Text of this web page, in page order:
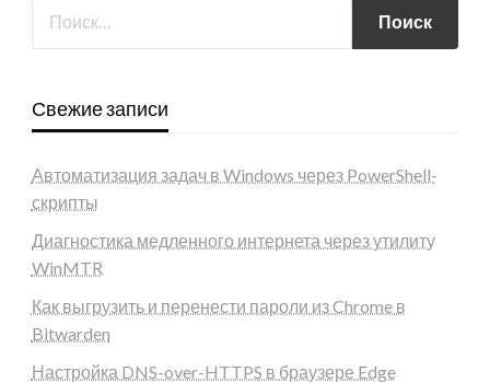
Свежие записи
Автоматизация задач в Windows через PowerShell-
скрипты
Диагностика медленного интернета через утилиту
WinMTR
Как выгрузить и перенести пароли из Chrome в
Bitwarden
Настройка DNS-over-HTTPS в браузере Edge